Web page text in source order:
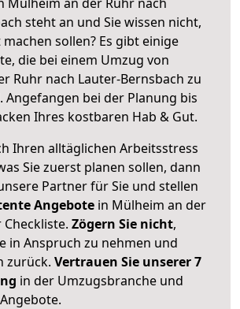
steht an und Sie wissen nicht,
sollen? Es gibt einige
die bei einem Umzug von
Ruhr nach Lauter-Bernsbach zu
Angefangen bei der Planung bis
Ihres kostbaren Hab & Gut.
Ihren alltäglichen Arbeitsstress
Sie zuerst planen sollen, dann
Partner für Sie und stellen
Angebote in Mülheim an der
Zögern Sie nicht,
in Anspruch zu nehmen und
zurück. Vertrauen Sie unserer 7
in der Umzugsbranche und